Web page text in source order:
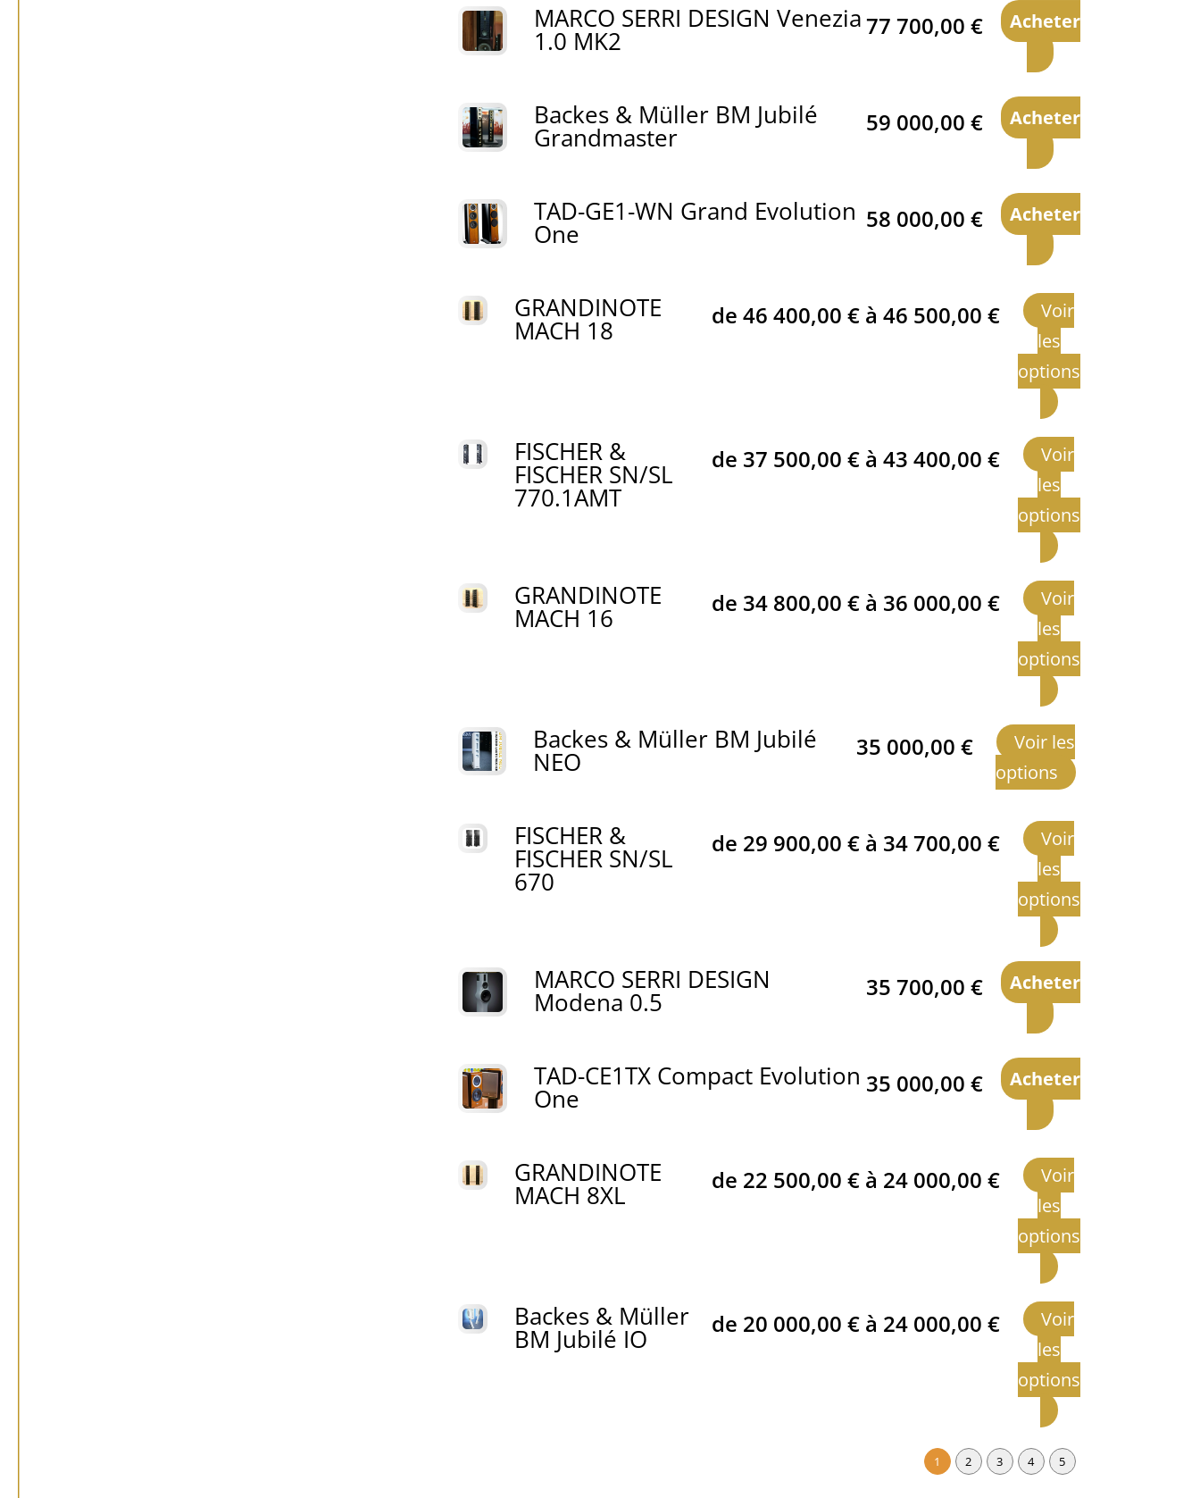
MARCO SERRI DESIGN Venezia
1.0 MK2 77 700,00 € Acheter
Backes & Müller BM Jubilé
Grandmaster 59 000,00 € Acheter
TAD-GE1-WN Grand Evolution
One 58 000,00 € Acheter
GRANDINOTE
MACH 18 de 46 400,00 €à 46 500,00 €
Voir
les
options
FISCHER &
FISCHER SN/SL
770.1AMT
de 37 500,00 €à 43 400,00 €
Voir
les
options
GRANDINOTE
MACH 16 de 34 800,00 €à 36 000,00 €
Voir
les
options
Backes & Müller BM Jubilé
NEO 35 000,00€
Voir les
options
FISCHER &
FISCHER SN/SL
670
de 29 900,00 €à 34 700,00 €
Voir
les
options
MARCO SERRI DESIGN
Modena 0.5 35 700,00 € Acheter
TAD-CE1TX Compact Evolution
One 35 000,00 € Acheter
GRANDINOTE
MACH 8XL de 22 500,00 €à 24 000,00 €
Voir
les
options
Backes & Müller
BM Jubilé IO de 20 000,00 €à 24 000,00 €
Voir
les
options
1 2 3 4 5